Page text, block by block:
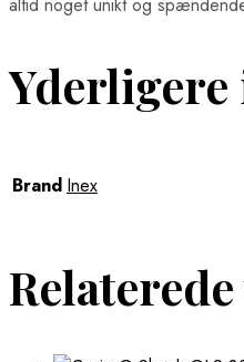
Brand Inex